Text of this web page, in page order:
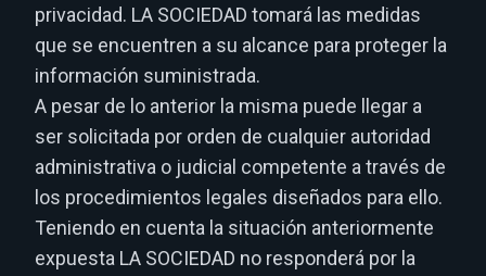
privacidad. LA SOCIEDAD tomará las medidas
que se encuentren a su alcance para proteger la
información suministrada.
A pesar de lo anterior la misma puede llegar a
ser solicitada por orden de cualquier autoridad
administrativa o judicial competente a través de
los procedimientos legales diseñados para ello.
Teniendo en cuenta la situación anteriormente
expuesta LA SOCIEDAD no responderá por la